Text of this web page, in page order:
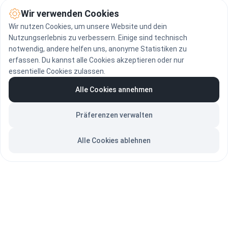
beantwortet wird, können Sie
sich an die Schlichtungsstelle
nach dem
Behindertengleichstellungsgese
tz wenden:
www.behindertenanwalt.gv.at
Letzte Überprüfung: Jänner
Wir verwenden Cookies
Wir nutzen Cookies, um unsere Website und dein
Nutzungserlebnis zu verbessern. Einige sind technisch
notwendig, andere helfen uns, anonyme Statistiken zu
erfassen. Du kannst alle Cookies akzeptieren oder nur
essentielle Cookies zulassen.
Alle Cookies ablehnen
Präferenzen verwalten
Alle Cookies annehmen